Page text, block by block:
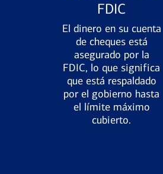
FDIC
El dinero en su cuenta
de cheques está
asegurado por la
FDIC, lo que significa
que está respaldado
por el gobierno hasta
el límite máximo
cubierto.